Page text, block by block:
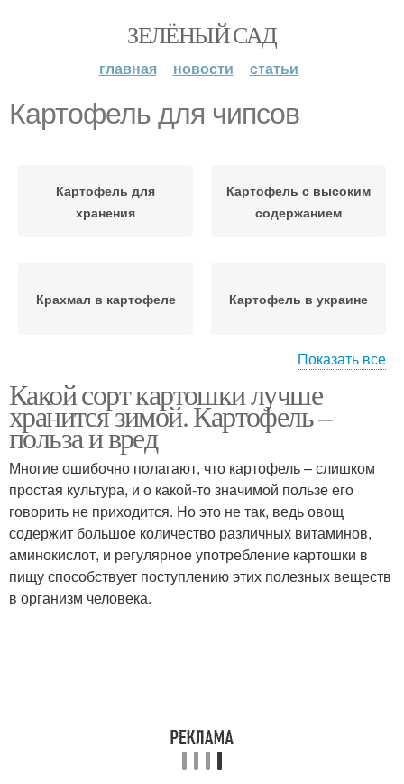
ЗЕЛЁНЫЙ САД
главная новости статьи
Картофель для чипсов
Картофель для
хранения
Картофель с высоким
содержанием
Крахмал в картофеле Картофель в украине
Картофель для юга
Показать все
Какой сорт картошки лучше
хранится зимой. Картофель –
польза и вред
Многие ошибочно полагают, что картофель – слишком
простая культура, и о какой-то значимой пользе его
говорить не приходится. Но это не так, ведь овощ
содержит большое количество различных витаминов,
аминокислот, и регулярное употребление картошки в
пищу способствует поступлению этих полезных веществ
в организм человека.